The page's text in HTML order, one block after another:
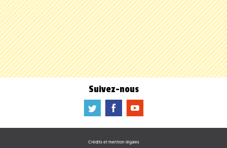
Suivez-nous
a b f
Crédits et mention légales